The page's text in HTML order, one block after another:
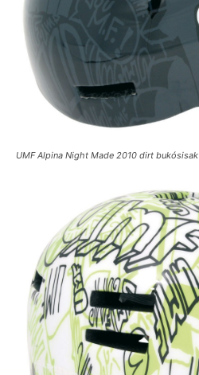
UMF Alpina Night Made 2010 dirt bukósisak